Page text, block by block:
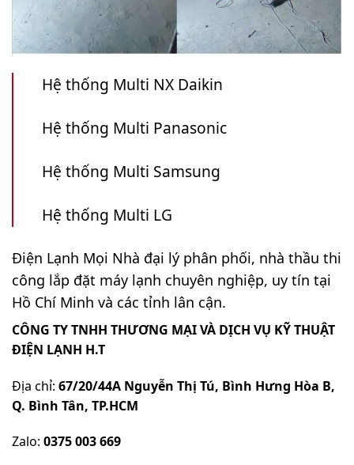
Hệ thống Multi NX Daikin
Hệ thống Multi Panasonic
Hệ thống Multi Samsung
Hệ thống Multi LG
Điện Lạnh Mọi Nhà đại lý phân phối, nhà thầu thi
công lắp đặt máy lạnh chuyên nghiệp, uy tín tại
Hồ Chí Minh và các tỉnh lân cận.
CÔNG TY TNHH THƯƠNG MẠI VÀ DỊCH VỤ KỸ THUẬT
ĐIỆN LẠNH H.T
Địa chỉ: 67/20/44A Nguyễn Thị Tú, Bình Hưng Hòa B,
Q. Bình Tân, TP.HCM
Zalo: 0375 003 669